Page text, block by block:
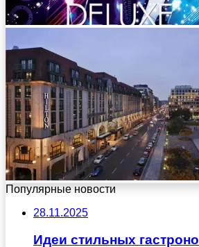
Популярные новости
28.11.2025
Идеи стильных